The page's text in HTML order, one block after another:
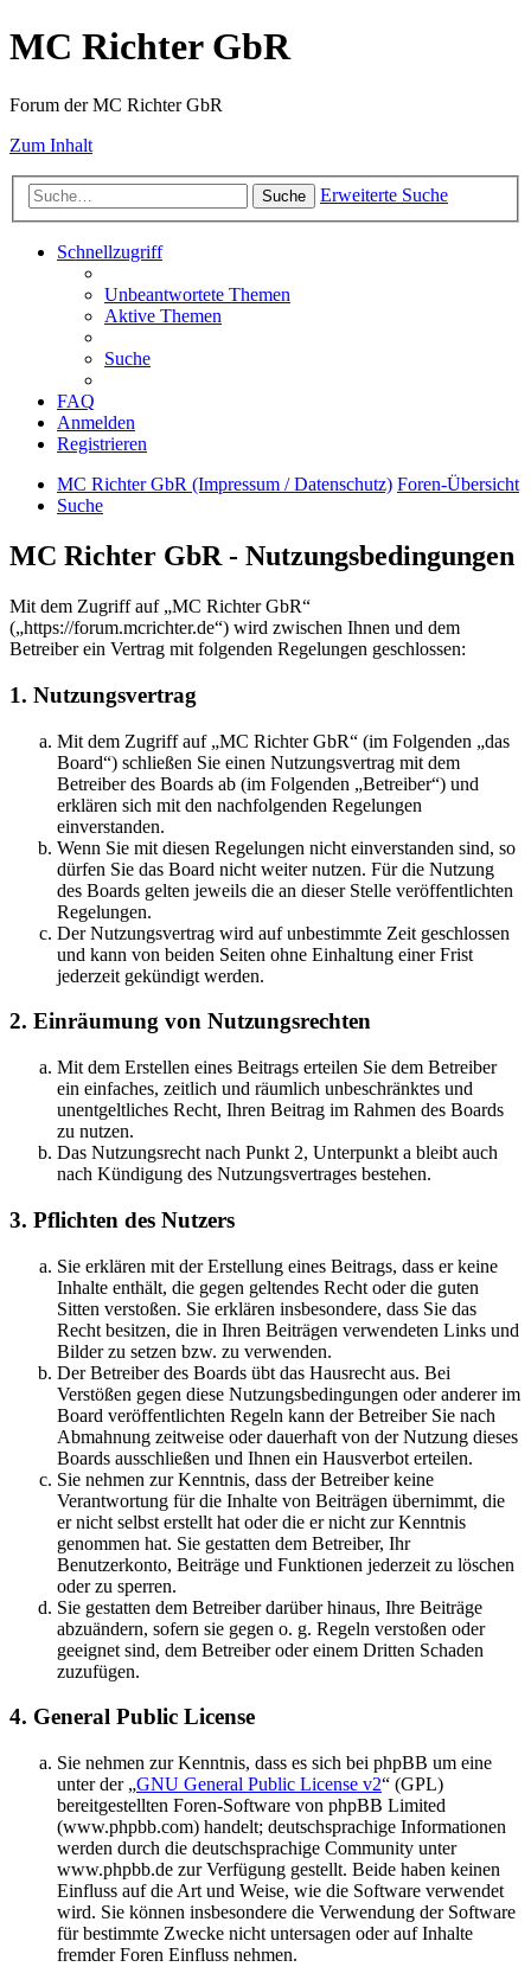
MC Richter GbR
Forum der MC Richter GbR
Zum Inhalt
Suche Erweiterte Suche
Schnellzugriff
Unbeantwortete Themen
Aktive Themen
Suche
FAQ
Anmelden
Registrieren
MC Richter GbR (Impressum / Datenschutz) Foren-Übersicht
Suche
MC Richter GbR - Nutzungsbedingungen
Mit dem Zugriff auf „MC Richter GbR“
(„https://forum.mcrichter.de“) wird zwischen Ihnen und dem
Betreiber ein Vertrag mit folgenden Regelungen geschlossen:
1. Nutzungsvertrag
Mit dem Zugriff auf „MC Richter GbR“ (im Folgenden „das
Board“) schließen Sie einen Nutzungsvertrag mit dem
Betreiber des Boards ab (im Folgenden „Betreiber“) und
erklären sich mit den nachfolgenden Regelungen
einverstanden.
Wenn Sie mit diesen Regelungen nicht einverstanden sind, so
dürfen Sie das Board nicht weiter nutzen. Für die Nutzung
des Boards gelten jeweils die an dieser Stelle veröffentlichten
Regelungen.
Der Nutzungsvertrag wird auf unbestimmte Zeit geschlossen
und kann von beiden Seiten ohne Einhaltung einer Frist
jederzeit gekündigt werden.
2. Einräumung von Nutzungsrechten
Mit dem Erstellen eines Beitrags erteilen Sie dem Betreiber
ein einfaches, zeitlich und räumlich unbeschränktes und
unentgeltliches Recht, Ihren Beitrag im Rahmen des Boards
zu nutzen.
Das Nutzungsrecht nach Punkt 2, Unterpunkt a bleibt auch
nach Kündigung des Nutzungsvertrages bestehen.
3. Pflichten des Nutzers
Sie erklären mit der Erstellung eines Beitrags, dass er keine
Inhalte enthält, die gegen geltendes Recht oder die guten
Sitten verstoßen. Sie erklären insbesondere, dass Sie das
Recht besitzen, die in Ihren Beiträgen verwendeten Links und
Bilder zu setzen bzw. zu verwenden.
Der Betreiber des Boards übt das Hausrecht aus. Bei
Verstößen gegen diese Nutzungsbedingungen oder anderer im
Board veröffentlichten Regeln kann der Betreiber Sie nach
Abmahnung zeitweise oder dauerhaft von der Nutzung dieses
Boards ausschließen und Ihnen ein Hausverbot erteilen.
Sie nehmen zur Kenntnis, dass der Betreiber keine
Verantwortung für die Inhalte von Beiträgen übernimmt, die
er nicht selbst erstellt hat oder die er nicht zur Kenntnis
genommen hat. Sie gestatten dem Betreiber, Ihr
Benutzerkonto, Beiträge und Funktionen jederzeit zu löschen
oder zu sperren.
Sie gestatten dem Betreiber darüber hinaus, Ihre Beiträge
abzuändern, sofern sie gegen o. g. Regeln verstoßen oder
geeignet sind, dem Betreiber oder einem Dritten Schaden
zuzufügen.
4. General Public License
Sie nehmen zur Kenntnis, dass es sich bei phpBB um eine
unter der „GNU General Public License v2“ (GPL)
bereitgestellten Foren-Software von phpBB Limited
(www.phpbb.com) handelt; deutschsprachige Informationen
werden durch die deutschsprachige Community unter
www.phpbb.de zur Verfügung gestellt. Beide haben keinen
Einfluss auf die Art und Weise, wie die Software verwendet
wird. Sie können insbesondere die Verwendung der Software
für bestimmte Zwecke nicht untersagen oder auf Inhalte
fremder Foren Einfluss nehmen.